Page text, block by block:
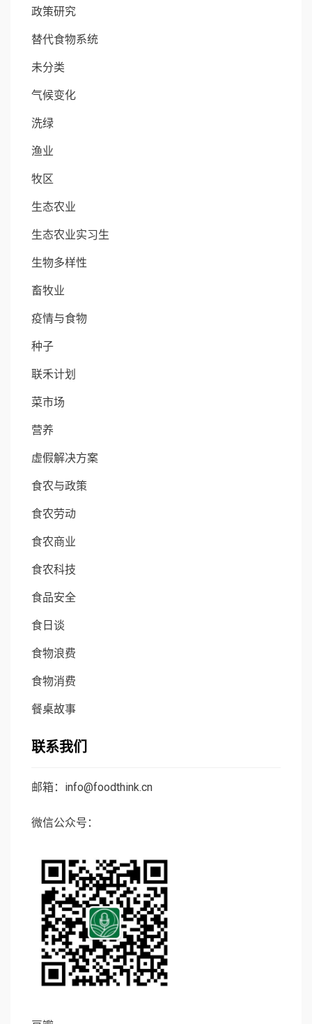
政策研究
替代食物系统
未分类
气候变化
洗绿
渔业
牧区
生态农业
生态农业实习生
生物多样性
畜牧业
疫情与食物
种子
联禾计划
菜市场
营养
虚假解决方案
食农与政策
食农劳动
食农商业
食农科技
食品安全
食日谈
食物浪费
食物消费
餐桌故事
联系我们
邮箱：info@foodthink.cn
微信公众号：